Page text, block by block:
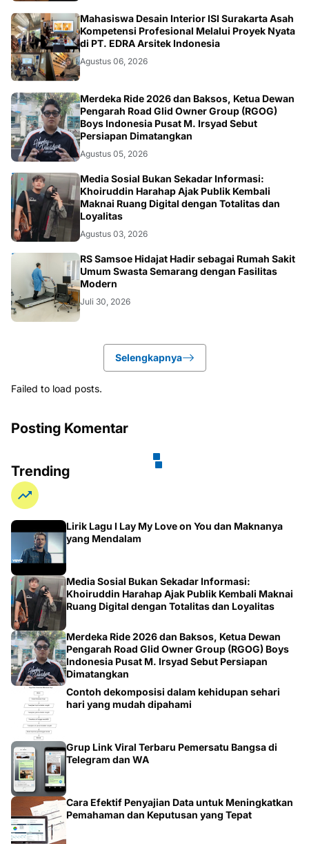
NASIONAL
Mahasiswa Desain Interior ISI Surakarta Asah
Kompetensi Profesional Melalui Proyek Nyata
di PT. EDRA Arsitek Indonesia
Agustus 06, 2026
NASIONAL
Merdeka Ride 2026 dan Baksos, Ketua Dewan
Pengarah Road Glid Owner Group (RGOG)
Boys Indonesia Pusat M. Irsyad Sebut
Persiapan Dimatangkan
Agustus 05, 2026
OPINI
Media Sosial Bukan Sekadar Informasi:
Khoiruddin Harahap Ajak Publik Kembali
Maknai Ruang Digital dengan Totalitas dan
Loyalitas
Agustus 03, 2026
KESEHATAN
RS Samsoe Hidajat Hadir sebagai Rumah Sakit
Umum Swasta Semarang dengan Fasilitas
Modern
Juli 30, 2026
Selengkapnya
Failed to load posts.
Posting Komentar
Trending
Lirik Lagu I Lay My Love on You dan Maknanya
yang Mendalam
Media Sosial Bukan Sekadar Informasi:
Khoiruddin Harahap Ajak Publik Kembali Maknai
Ruang Digital dengan Totalitas dan Loyalitas
Merdeka Ride 2026 dan Baksos, Ketua Dewan
Pengarah Road Glid Owner Group (RGOG) Boys
Indonesia Pusat M. Irsyad Sebut Persiapan
Dimatangkan
Contoh dekomposisi dalam kehidupan sehari
hari yang mudah dipahami
Grup Link Viral Terbaru Pemersatu Bangsa di
Telegram dan WA
Cara Efektif Penyajian Data untuk Meningkatkan
Pemahaman dan Keputusan yang Tepat